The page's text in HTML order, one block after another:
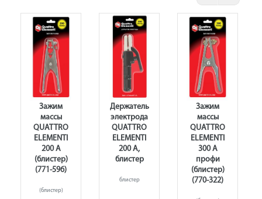
Зажим
массы
QUATTRO
ELEMENTI
200 А
(блистер)
(771-596)
(блистер)
Держатель
электрода
QUATTRO
ELEMENTI
200 А,
блистер
блистер
Зажим
массы
QUATTRO
ELEMENTI
300 А
профи
(блистер)
(770-322)